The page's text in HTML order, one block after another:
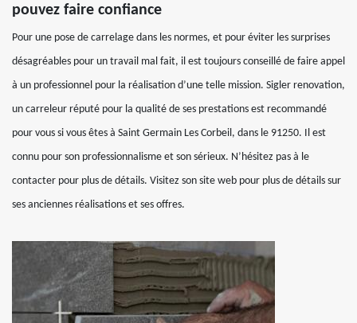
pouvez faire confiance
Pour une pose de carrelage dans les normes, et pour éviter les surprises
désagréables pour un travail mal fait, il est toujours conseillé de faire appel
à un professionnel pour la réalisation d’une telle mission. Sigler renovation,
un carreleur réputé pour la qualité de ses prestations est recommandé
pour vous si vous êtes à Saint Germain Les Corbeil, dans le 91250. Il est
connu pour son professionnalisme et son sérieux. N’hésitez pas à le
contacter pour plus de détails. Visitez son site web pour plus de détails sur
ses anciennes réalisations et ses offres.